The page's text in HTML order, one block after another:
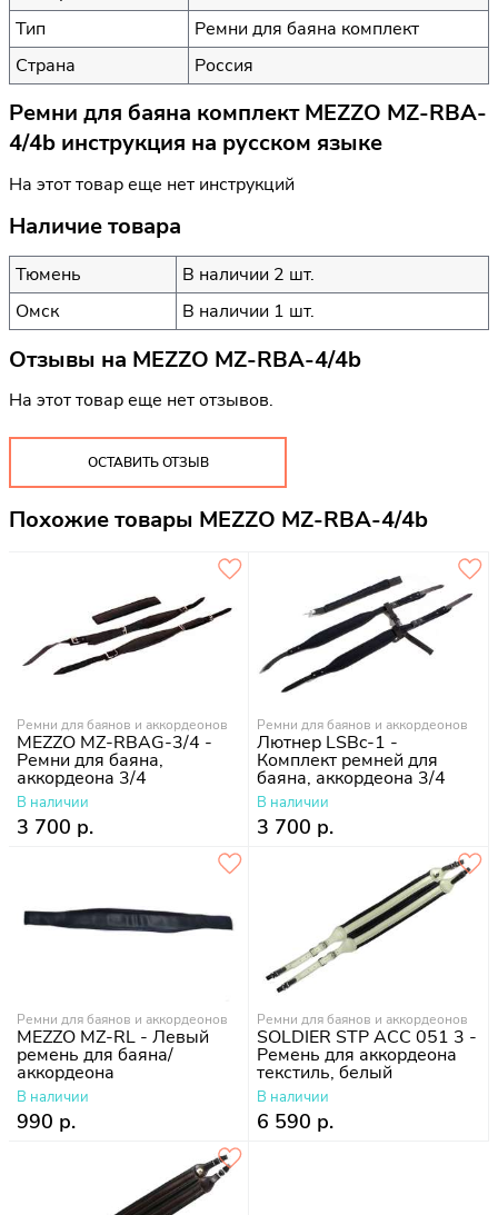
Тип
Ремни для баяна комплект
Страна
Россия
Ремни для баяна комплект MEZZO MZ-RBA-
4/4b инструкция на русском языке
На этот товар еще нет инструкций
Наличие товара
Тюмень
В наличии 2 шт.
Омск
В наличии 1 шт.
Отзывы на MEZZO MZ-RBA-4/4b
На этот товар еще нет отзывов.
ОСТАВИТЬ ОТЗЫВ
Похожие товары MEZZO MZ-RBA-4/4b
Ремни для баянов и аккордеонов
MEZZO MZ-RBAG-3/4 -
Ремни для баяна,
аккордеона 3/4
В наличии
3 700 р.
Ремни для баянов и аккордеонов
Лютнер LSBc-1 -
Комплект ремней для
баяна, аккордеона 3/4
В наличии
3 700 р.
Ремни для баянов и аккордеонов
MEZZO MZ-RL - Левый
ремень для баяна/
аккордеона
В наличии
990 р.
Ремни для баянов и аккордеонов
SOLDIER STP ACC 051 3 -
Ремень для аккордеона
текстиль, белый
В наличии
6 590 р.